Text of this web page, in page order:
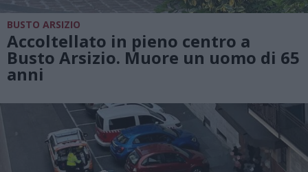
BUSTO ARSIZIO
Accoltellato in pieno centro a
Busto Arsizio. Muore un uomo di 65
anni